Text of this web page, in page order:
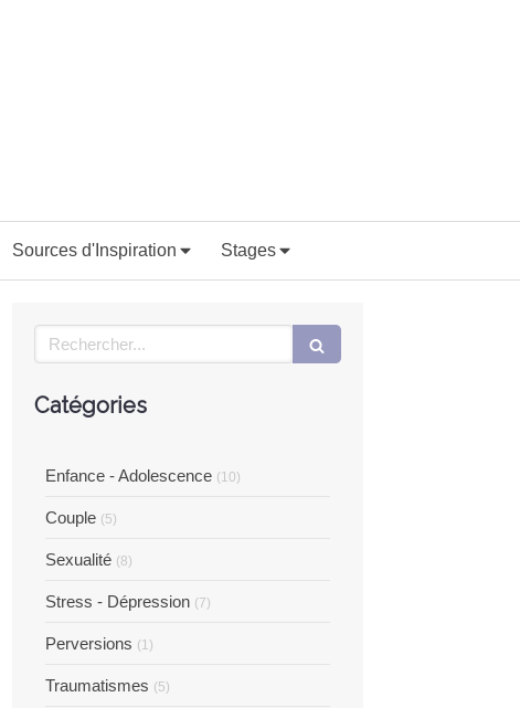
Sources d'Inspiration Stages
Rechercher
Catégories
Enfance - Adolescence (10)
Couple (5)
Sexualité (8)
Stress - Dépression (7)
Perversions (1)
Traumatismes (5)